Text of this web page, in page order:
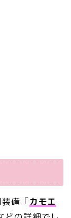
備「カモエ